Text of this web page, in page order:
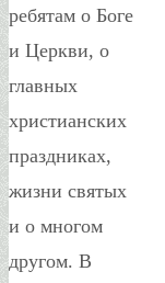
ребятам о Боге
и Церкви, о
главных
христианских
праздниках,
жизни святых
и о многом
другом. В